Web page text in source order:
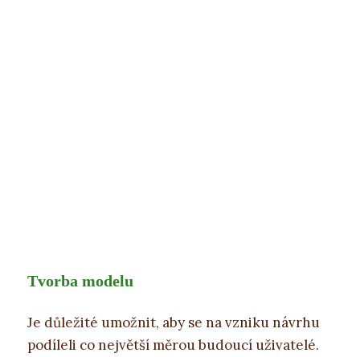
Tvorba modelu
Je důležité umožnit, aby se na vzniku návrhu
podíleli co největší měrou budoucí uživatelé.